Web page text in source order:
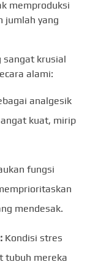
memproduksi
jumlah yang
sangat krusial
alami:
analgesik
kuat, mirip
fungsi
mendesak.
Kondisi stres
tubuh mereka